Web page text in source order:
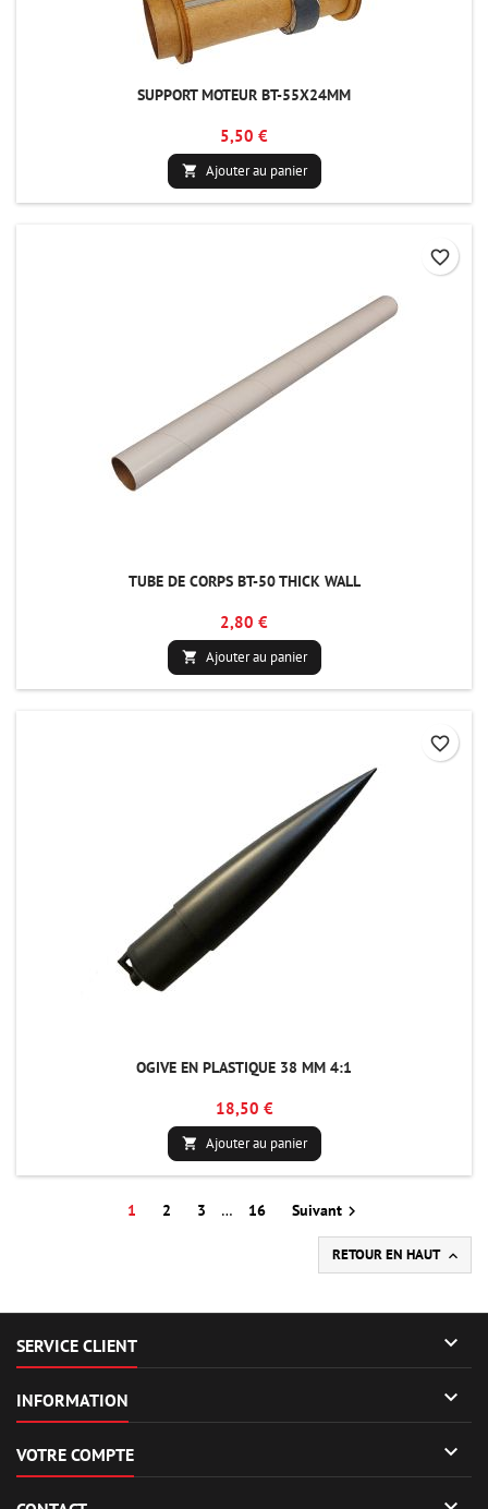
SUPPORT MOTEUR BT-55X24MM
5,50 €
 Ajouter au panier
TUBE DE CORPS BT-50 THICK WALL
2,80 €
 Ajouter au panier
favorite_border
OGIVE EN PLASTIQUE 38 MM 4:1
18,50 €
 Ajouter au panier
favorite_border
1 2 3 … 16 Suivant
RETOUR EN HAUT 
SERVICE CLIENT 
INFORMATION 
VOTRE COMPTE 